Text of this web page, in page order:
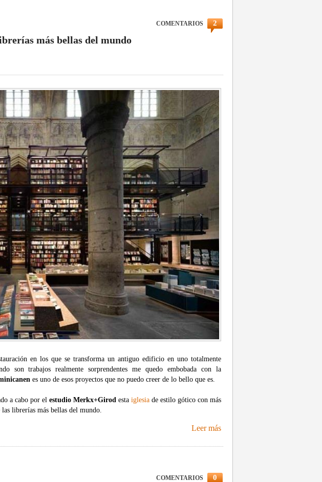
2
COMENTARIOS
más bellas del mundo
en los que se transforma un antiguo edificio en uno totalmente
son trabajos realmente sorprendentes me quedo embobada con la
es uno de esos proyectos que no puedo creer de lo bello que es.
a cabo por el estudio Merkx+Girod esta iglesia de estilo gótico con más
librerías más bellas del mundo.
Leer más
0
COMENTARIOS